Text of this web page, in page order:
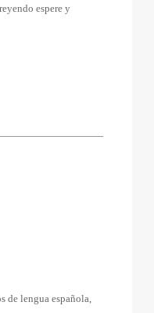
espere y
de lengua española,